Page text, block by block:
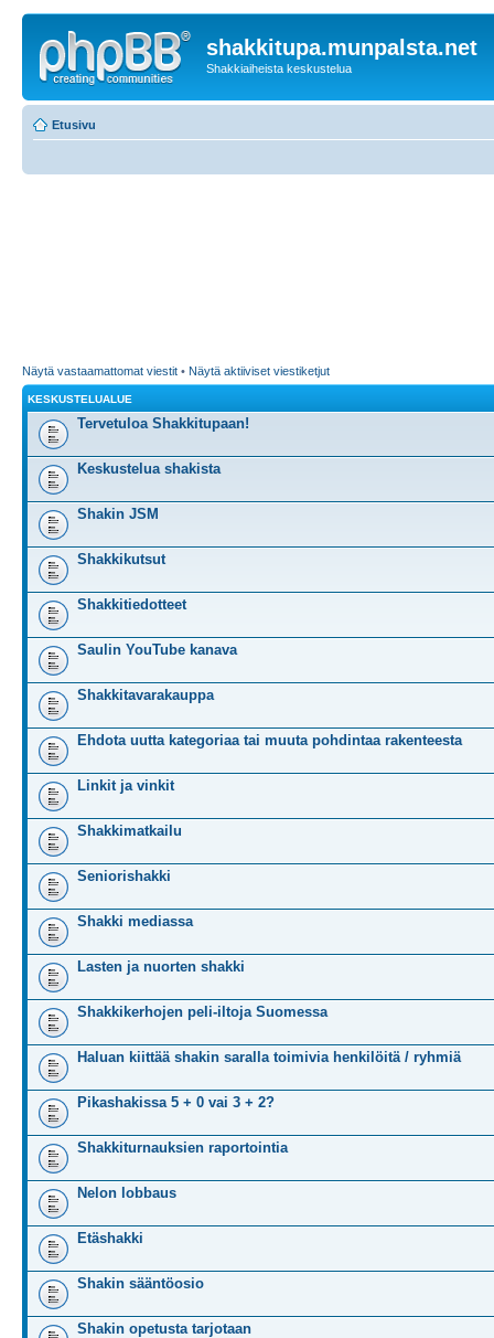
shakkitupa.munpalsta.net
Shakkiaiheista keskustelua
Etusivu
Näytä vastaamattomat viestit • Näytä aktiiviset viestiketjut
KESKUSTELUALUE
Tervetuloa Shakkitupaan!
Keskustelua shakista
Shakin JSM
Shakkikutsut
Shakkitiedotteet
Saulin YouTube kanava
Shakkitavarakauppa
Ehdota uutta kategoriaa tai muuta pohdintaa rakenteesta
Linkit ja vinkit
Shakkimatkailu
Seniorishakki
Shakki mediassa
Lasten ja nuorten shakki
Shakkikerhojen peli-iltoja Suomessa
Haluan kiittää shakin saralla toimivia henkilöitä / ryhmiä
Pikashakissa 5 + 0 vai 3 + 2?
Shakkiturnauksien raportointia
Nelon lobbaus
Etäshakki
Shakin sääntöosio
Shakin opetusta tarjotaan